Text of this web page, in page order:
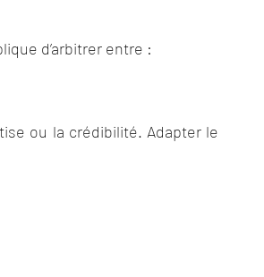
d’arbitrer entre :
ou la crédibilité. Adapter le